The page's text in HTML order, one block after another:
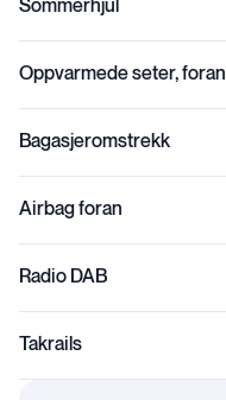
Sommerhjul
Oppvarmede seter, foran
Bagasjeromstrekk
Airbag foran
Radio DAB
Takrails